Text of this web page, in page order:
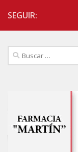
SEGUIR:
Buscar: